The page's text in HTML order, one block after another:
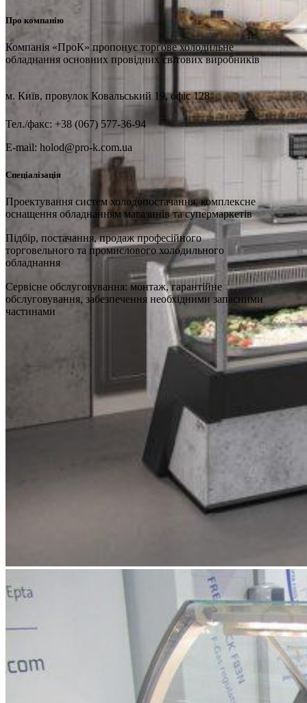
Про компанію
Компанія «ПроК» пропонує торгове холодильне
обладнання основних провідних світових виробників
м. Київ, провулок Ковальський 19, офіс 128
Тел./факс: +38 (067) 577-36-94
E-mail: holod@pro-k.com.ua
Спеціалізація
Проектування систем холодопостачання, комплексне
оснащення обладнанням магазинів та супермаркетів
Підбір, постачання, продаж професійного
торговельного та промислового холодильного
обладнання
Сервісне обслуговування: монтаж, гарантійне
обслуговування, забезпечення необхідними запасними
частинами